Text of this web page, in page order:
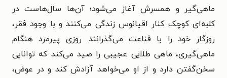
ماهی‌گیر و همسرش آغاز می‌شود؛ آن‌ها سال‌هاست در
کلبه‌ای کوچک کنار اقیانوس زندگی می‌کنند و با وجود فقر،
روزگار خود را با قناعت می‌گذرانند. روزی پیرمرد هنگام
ماهی‌گیری، ماهی طلایی عجیبی را صید می‌کند که توانایی
سخن‌گفتن دارد و از او می‌خواهد آزادش کند و در عوض،